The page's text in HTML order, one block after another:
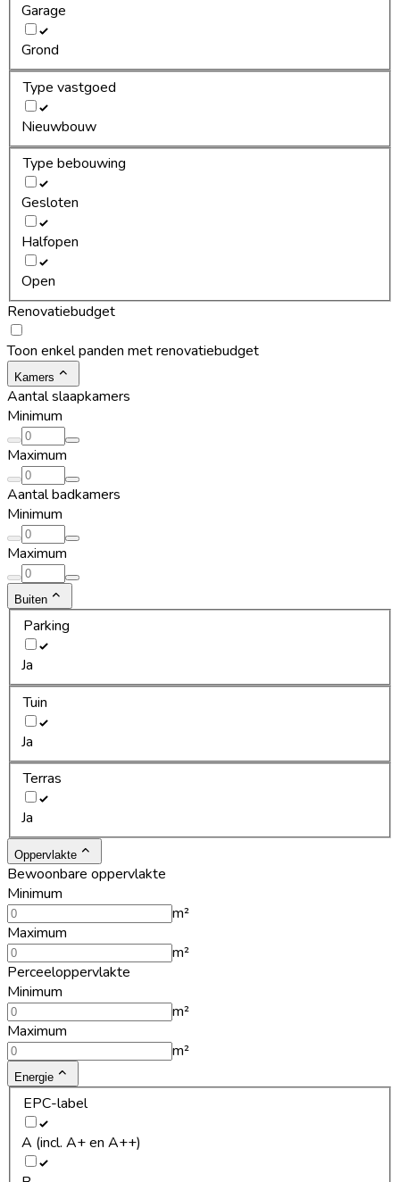
Garage
Grond
Type vastgoed
Nieuwbouw
Type bebouwing
Gesloten
Halfopen
Open
Renovatiebudget
Toon enkel panden met renovatiebudget
Kamers
Aantal slaapkamers
Minimum
Maximum
Aantal badkamers
Minimum
Maximum
Buiten
Parking
Ja
Tuin
Ja
Terras
Ja
Oppervlakte
Bewoonbare oppervlakte
Minimum
m²
Maximum
m²
Perceeloppervlakte
Minimum
m²
Maximum
m²
Energie
EPC-label
A (incl. A+ en A++)